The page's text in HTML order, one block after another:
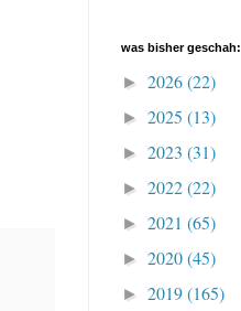
was bisher geschah:
► 2026(22)
► 2025 (13)
► 2023 (31)
► 2022(22)
► 2021 (65)
► 2020(45)
► 2019(165)